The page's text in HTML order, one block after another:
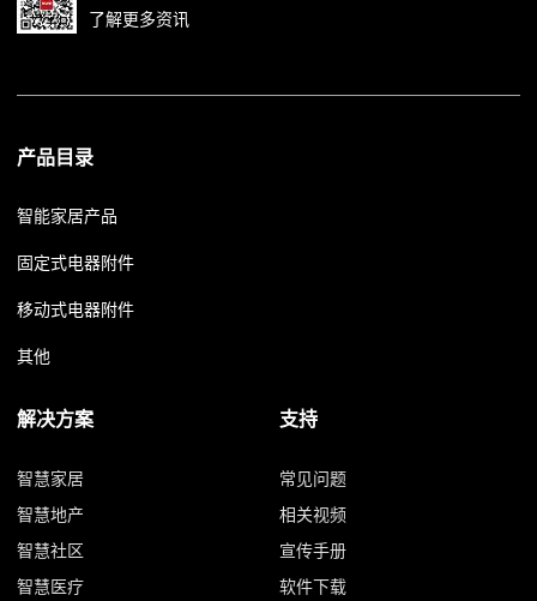
了解更多资讯
产品目录
智能家居产品
固定式电器附件
移动式电器附件
其他
解决方案
智慧家居
智慧地产
智慧社区
智慧医疗
支持
常见问题
相关视频
宣传手册
软件下载